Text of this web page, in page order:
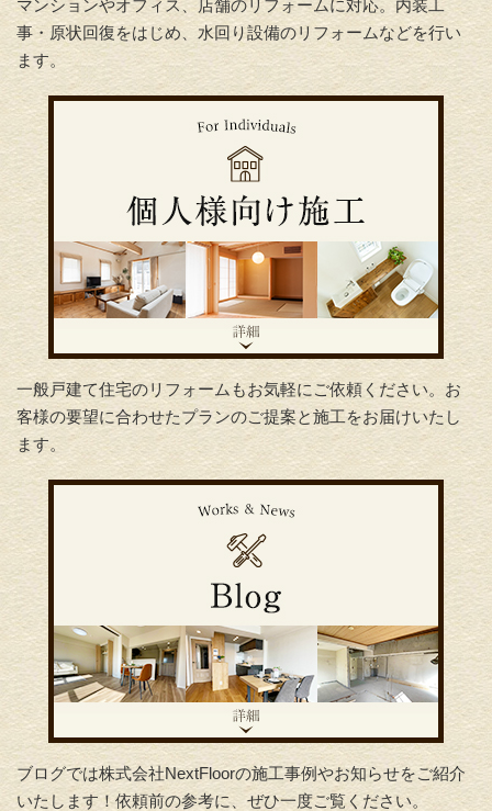
マンションやオフィス、店舗のリフォームに対応。内装工
事・原状回復をはじめ、水回り設備のリフォームなどを行い
ます。
一般戸建て住宅のリフォームもお気軽にご依頼ください。お
客様の要望に合わせたプランのご提案と施工をお届けいたし
ます。
ブログでは株式会社NextFloorの施工事例やお知らせをご紹介
いたします！依頼前の参考に、ぜひ一度ご覧ください。